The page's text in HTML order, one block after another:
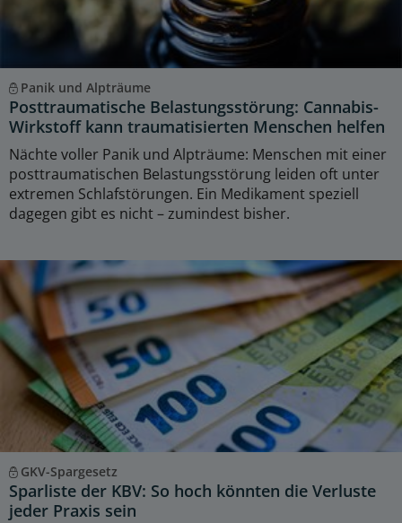
Panik und Alpträume
Posttraumatische Belastungsstörung: Cannabis-
Wirkstoff kann traumatisierten Menschen helfen
Nächte voller Panik und Alpträume: Menschen mit einer
posttraumatischen Belastungsstörung leiden oft unter
extremen Schlafstörungen. Ein Medikament speziell
dagegen gibt es nicht – zumindest bisher.
GKV-Spargesetz
Sparliste der KBV: So hoch könnten die Verluste
jeder Praxis sein